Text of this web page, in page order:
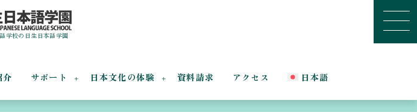
学校の日生日本語学園
介 サポート 日本文化の体験 資料請求 アクセス 日本語